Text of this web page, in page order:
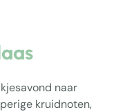
naar
kruidnoten,